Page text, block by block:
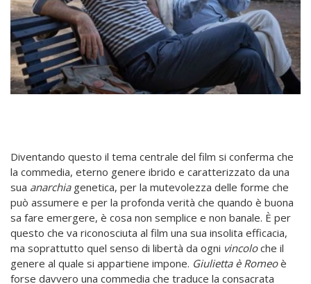
Diventando questo il tema centrale del film si conferma che
la commedia, eterno genere ibrido e caratterizzato da una
sua anarchia genetica, per la mutevolezza delle forme che
può assumere e per la profonda verità che quando è buona
sa fare emergere, è cosa non semplice e non banale. È per
questo che va riconosciuta al film una sua insolita efficacia,
ma soprattutto quel senso di libertà da ogni vincoloche il
genere al quale si appartiene impone. Giulietta è Romeoè
forse davvero una commedia che traduce la consacrata